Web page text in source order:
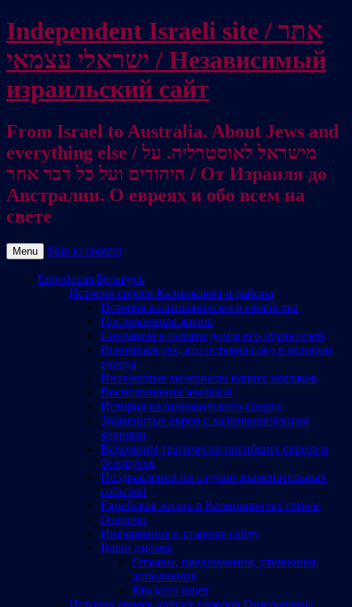
Independent Israeli site / אתר
ישראלי עצמאי / Независимый
израильский сайт
From Israel to Australia. About Jews and
everything else / מישראל לאוסטרליה. על
היהודים ועל כל דבר אחר / От Израиля до
Австралии. О евреях и обо всем на
свете
Menu Skip to content
Еврейская Беларусь
История евреев Калинкович и района
История калинковичского еврейства
Послевоенная жизнь
Сохраним в памяти дом и его обитателей
Вспомним тех, кто оставил след в истории
города
Интересные материалы наших земляков
Воспоминания земляков
История калинковичского спорта
Знаменитые евреи с калинковичскими
корнями
Вспомним трагически погибших евреев и
белорусов
Поздравления по случаю знаменательных
событий
Еврейская жизнь в Калинковичах сейчас
Озаричи
Информация к старому сайту
Ваши письма
Отзывы, предложения, уточнения,
дополнения
Кто кого ищет
История евреев других городов Гомельщины